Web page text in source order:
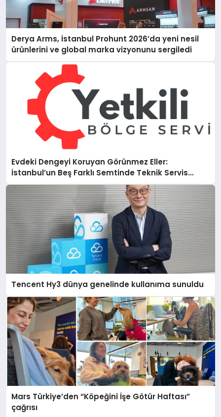
Derya Arms, İstanbul Prohunt 2026’da yeni nesil
ürünlerini ve global marka vizyonunu sergiledi
Evdeki Dengeyi Koruyan Görünmez Eller:
İstanbul’un Beş Farklı Semtinde Teknik Servis
Gerçeği
Tencent Hy3 dünya genelinde kullanıma sunuldu
Mars Türkiye’den “Köpeğini İşe Götür Haftası”
çağrısı